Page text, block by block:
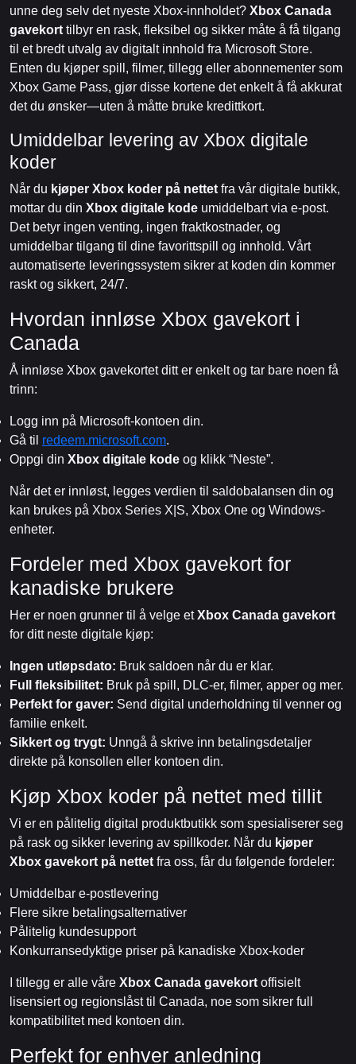
unne deg selv det nyeste Xbox-innholdet? Xbox Canada
gavekort tilbyr en rask, fleksibel og sikker måte å få tilgang
til et bredt utvalg av digitalt innhold fra Microsoft Store.
Enten du kjøper spill, filmer, tillegg eller abonnementer som
Xbox Game Pass, gjør disse kortene det enkelt å få akkurat
det du ønsker—uten å måtte bruke kredittkort.
Umiddelbar levering av Xbox digitale
koder
Når du kjøper Xbox koder på nettet fra vår digitale butikk,
mottar du din Xbox digitale kode umiddelbart via e-post.
Det betyr ingen venting, ingen fraktkostnader, og
umiddelbar tilgang til dine favorittspill og innhold. Vårt
automatiserte leveringssystem sikrer at koden din kommer
raskt og sikkert, 24/7.
Hvordan innløse Xbox gavekort i
Canada
Å innløse Xbox gavekortet ditt er enkelt og tar bare noen få
trinn:
Logg inn på Microsoft-kontoen din.
Gå til redeem.microsoft.com.
Oppgi din Xbox digitale kode og klikk “Neste”.
Når det er innløst, legges verdien til saldobalansen din og
kan brukes på Xbox Series X|S, Xbox One og Windows-
enheter.
Fordeler med Xbox gavekort for
kanadiske brukere
Her er noen grunner til å velge etXbox Canada gavekort
for ditt neste digitale kjøp:
Ingen utløpsdato: Bruk saldoen når du er klar.
Full fleksibilitet: Bruk på spill, DLC-er, filmer, apper og mer.
Perfekt for gaver: Send digital underholdning til venner og
familie enkelt.
Sikkert og trygt: Unngå å skrive inn betalingsdetaljer
direkte på konsollen eller kontoen din.
Kjøp Xbox koder på nettet med tillit
Vi er en pålitelig digital produktbutikk som spesialiserer seg
på rask og sikker levering av spillkoder. Når du kjøper
Xbox gavekort på nettet fra oss, får du følgende fordeler:
Umiddelbar e-postlevering
Flere sikre betalingsalternativer
Pålitelig kundesupport
Konkurransedyktige priser på kanadiske Xbox-koder
I tillegg er alle våre Xbox Canada gavekort offisielt
lisensiert og regionslåst til Canada, noe som sikrer full
kompatibilitet med kontoen din.
Perfekt for enhver anledning